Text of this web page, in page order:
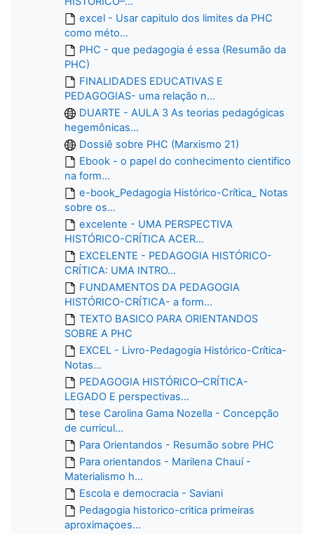
excel - Usar capitulo dos limites da PHC
como méto...
PHC - que pedagogia é essa (Resumão da
PHC)
FINALIDADES EDUCATIVAS E
PEDAGOGIAS- uma relação n...
DUARTE - AULA 3 As teorias pedagógicas
hegemônicas...
Dossiê sobre PHC (Marxismo 21)
Ebook - o papel do conhecimento cientifico
na form...
e-book_Pedagogia Histórico-Crítica_ Notas
sobre os...
excelente - UMA PERSPECTIVA
HISTÓRICO-CRÍTICA ACER...
EXCELENTE - PEDAGOGIA HISTÓRICO-
CRÍTICA: UMA INTRO...
FUNDAMENTOS DA PEDAGOGIA
HISTÓRICO-CRÍTICA- a form...
TEXTO BASICO PARA ORIENTANDOS
SOBRE A PHC
EXCEL - Livro-Pedagogia Histórico-Crítica-
Notas...
PEDAGOGIA HISTÓRICO–CRÍTICA-
LEGADO E perspectivas...
tese Carolina Gama Nozella - Concepção
de curricul...
Para Orientandos - Resumão sobre PHC
Para orientandos - Marilena Chauí -
Materialismo h...
Escola e democracia - Saviani
Pedagogia historico-critica primeiras
aproximaçoes...